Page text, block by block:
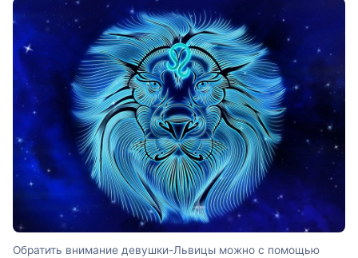
Обратить внимание девушки-Львицы можно с помощью